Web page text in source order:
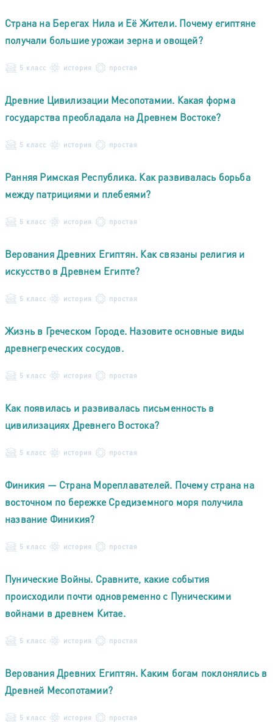
Страна на Берегах Нила и Её Жители. Почему египтяне
получали большие урожаи зерна и овощей?
5 класс история простая
Древние Цивилизации Месопотамии. Какая форма
государства преобладала на Древнем Востоке?
5 класс история простая
Ранняя Римская Республика. Как развивалась борьба
между патрициями и плебеями?
5 класс история простая
Верования Древних Египтян. Как связаны религия и
искусство в Древнем Египте?
5 класс история простая
Жизнь в Греческом Городе. Назовите основные виды
древнегреческих сосудов.
5 класс история простая
Как появилась и развивалась письменность в
цивилизациях Древнего Востока?
5 класс история простая
Финикия — Страна Мореплавателей. Почему страна на
восточном по бережке Средиземного моря получила
название Финикия?
5 класс история простая
Пунические Войны. Сравните, какие события
происходили почти одновременно с Пуническими
войнами в древнем Китае.
5 класс история простая
Верования Древних Египтян. Каким богам поклонялись в
Древней Месопотамии?
5 класс история простая